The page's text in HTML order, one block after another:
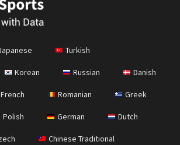
Turkish
Korean Russian Danish
French Romanian Greek
Polish German Dutch
Chinese Traditional